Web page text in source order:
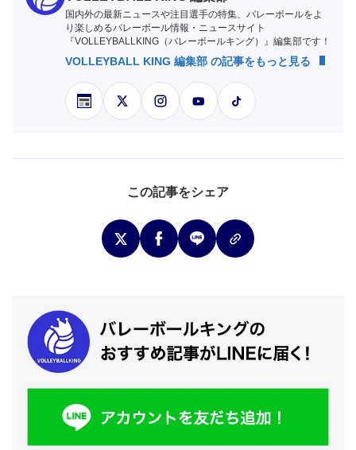
国内外の最新ニュースや注目選手の特集、バレーボールをよ
り楽しめるバレーボール情報・ニュースサイト
『VOLLEYBALLKING（バレーボールキング）』編集部です！
VOLLEYBALL KING 編集部 の記事をもっと見る
この記事をシェア